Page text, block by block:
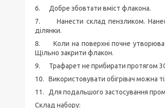
6.
Добре збовтати вміст флакона.
7.
Нанести склад пензликом.
ділянки.
8.
Коли на поверхні почне
Щільно закрити флакон.
9.
Трафарет не прибирати протягом
10.
Використовувати обігрівач можна
11.
Для подальшого застосування
Склад набору: